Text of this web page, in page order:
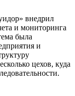
внедрил
и мониторинга
была
и
цехов, куда